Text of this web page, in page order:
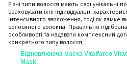
Різні типи волосся мають свої унікальні
враховувати їхні індивідуальні
інтенсивного зволоження, тоді як ламке
волосяного волокна. Правильно
особливості та надавати комплексний
конкретного типу волосся.
Відновлююча маска Vitalfarco
Mask